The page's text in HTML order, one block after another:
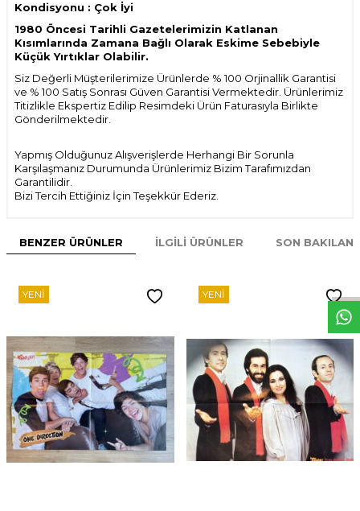
WhtsppDeseHatt
Kondisyonu : Çok İyi
1980 Öncesi Tarihli Gazetelerimizin Katlanan
Kısımlarında Zamana Bağlı Olarak Eskime Sebebiyle
Küçük Yırtıklar Olabilir.
Siz Değerli Müşterilerimize Ürünlerde % 100 Orjinallik Garantisi
ve % 100 Satış Sonrası Güven Garantisi Vermektedir. Ürünlerimiz
Titizlikle Ekspertiz Edilip Resimdeki Ürün Faturasıyla Birlikte
Gönderilmektedir.
Yapmış Olduğunuz Alışverişlerde Herhangi Bir Sorunla
Karşılaşmanız Durumunda Ürünlerimiz Bizim Tarafımızdan
Garantilidir.
Bizi Tercih Ettiğiniz İçin Teşekkür Ederiz.
BENZER ÜRÜNLER İLGILI ÜRÜNLER SON
YENI YENI